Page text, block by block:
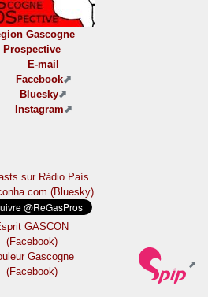
Gascogne
Prospective
E-mail
Facebook
Bluesky
Instagram
sur Ràdio País
(Bluesky)
GASCON
(Facebook)
Gascogne
(Facebook)